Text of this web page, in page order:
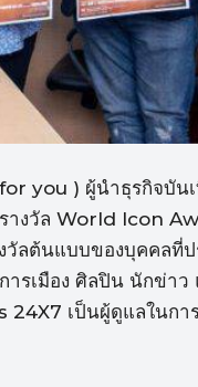
you ) ผู้นำธุรกิจบันเ
รางวัล World Icon
วัลต้นแบบของบุคคลที่ป
ารเมือง ศิลปิน นักข่าว
24X7 เป็นผู้ดูแลในกา